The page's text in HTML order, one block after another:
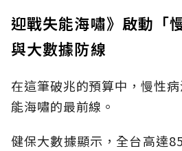
迎戰失能海嘯》啟動「
與大數據防線
在這筆破兆的預算中，慢性
能海嘯的最前線。
健保大數據顯示，全台高達